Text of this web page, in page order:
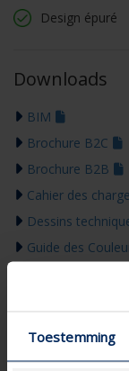
Toestemming
Design épuré
Downloads
BIM
Brochure B2C
Brochure B2B
Cahier des
Dessins
Guide des